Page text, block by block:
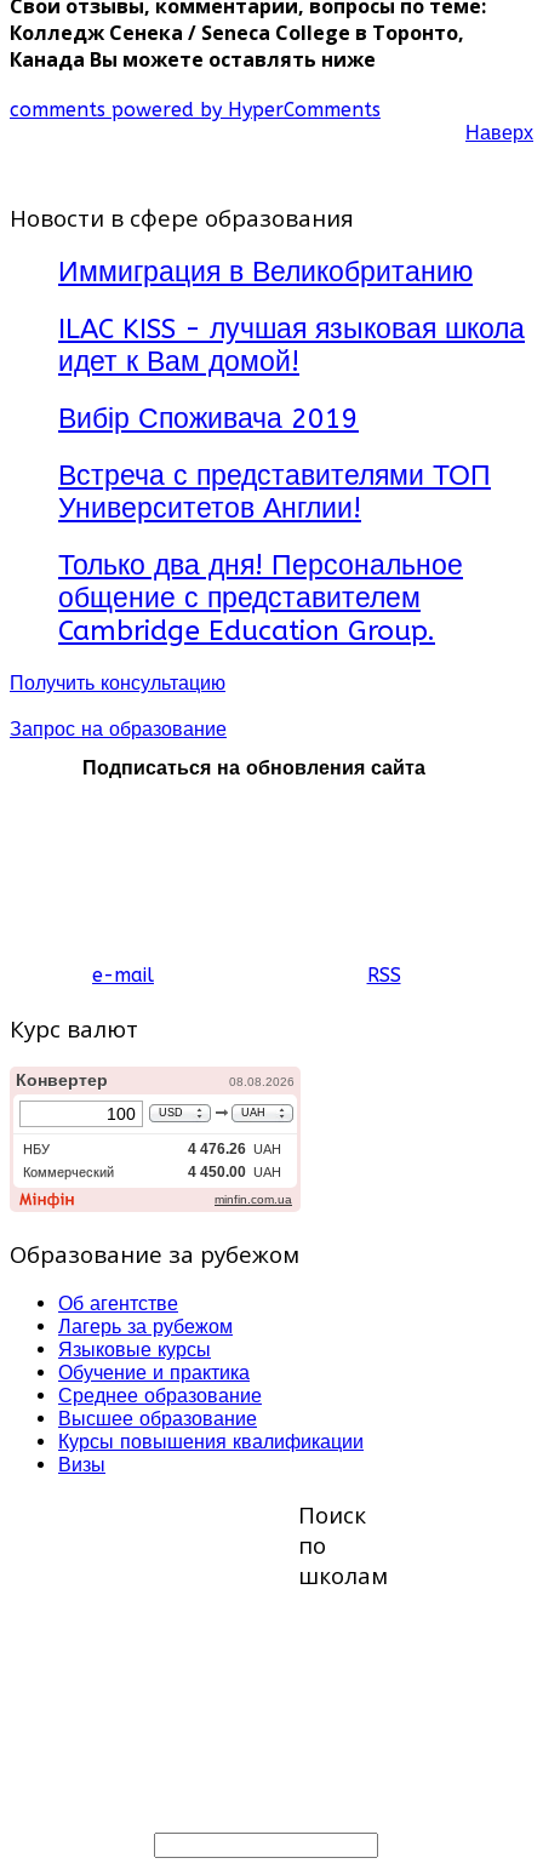
Свои отзывы, комментарии, вопросы по теме:
Колледж Сенека / Seneca College в Торонто,
Канада Вы можете оставлять ниже
comments powered by HyperComments
Наверх
Новости в сфере образования
Иммиграция в Великобританию
ILAC KISS - лучшая языковая школа
идет к Вам домой!
Вибір Споживача 2019
Встреча с представителями ТОП
Университетов Англии!
Только два дня! Персональное
общение с представителем
Cambridge Education Group.
Получить консультацию
Запрос на образование
Подписаться на обновления сайта
e-mail RSS
Курс валют
Образование за рубежом
Об агентстве
Лагерь за рубежом
Языковые курсы
Обучение и практика
Среднее образование
Высшее образование
Курсы повышения квалификации
Визы
Поиск
по
школам